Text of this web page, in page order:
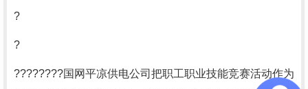
?
?
????????国网平凉供电公司把职工职业技能竞赛活动作为